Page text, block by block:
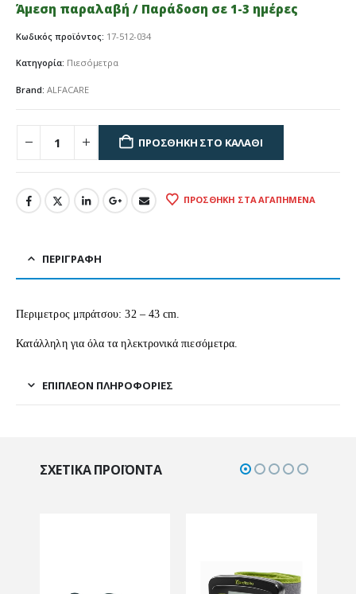
Άμεση παραλαβή / Παράδοση σε 1-3 ημέρες
Κωδικός προϊόντος: 17-512-034
Κατηγορία: Πιεσόμετρα
Brand: ALFACARE
ΠΡΟΣΘΉΚΗ ΣΤΟ ΚΑΛΆΘΙ
ΠΡΟΣΘΉΚΗ ΣΤΑ ΑΓΑΠΗΜΈΝΑ
ΠΕΡΙΓΡΑΦΉ
Περιμετρος μπράτσου: 32 – 43 cm.
Κατάλληλη για όλα τα ηλεκτρονικά πιεσόμετρα.
ΕΠΙΠΛΈΟΝ ΠΛΗΡΟΦΟΡΊΕΣ
ΣΧΕΤΙΚΆ ΠΡΟΪΌΝΤΑ